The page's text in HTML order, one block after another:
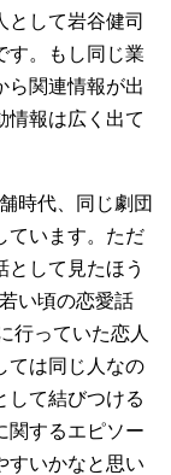
として岩谷健司
す。もし同じ業
ら関連情報が出
情報は広く出て
時代、同じ劇団
ています。ただ
として見たほう
い頃の恋愛話
行っていた恋人
ては同じ人なの
して結びつける
関するエピソー
すいかなと思い